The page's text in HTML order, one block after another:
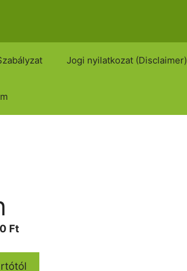
Jogi nyilatkozat (Disclaimer)
FtCurrent
is: